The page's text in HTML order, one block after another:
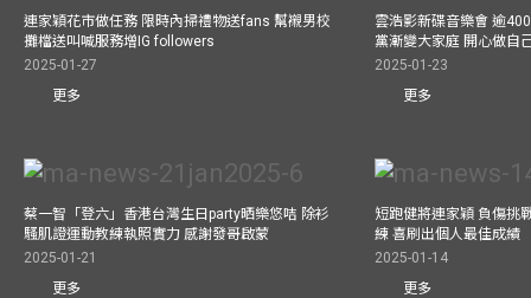
連家穎花市做任務 限時內掃禮物送fans 幫襯男校
攤檔送叫喊服務增IG followers
2025-01-27
更多
雲浩影新碟音樂會 逾
黨漸變大家庭 開心做自
2025-01-23
更多
蔡一智「登六」香港台灣生日party晒樂悠咭 除衫
騷肌證運動教練執照實力 感謝發哥啟蒙
2025-01-21
更多
短跑健將連家穎 負傷挑
練 喜刷出個人最佳成績
2025-01-14
更多